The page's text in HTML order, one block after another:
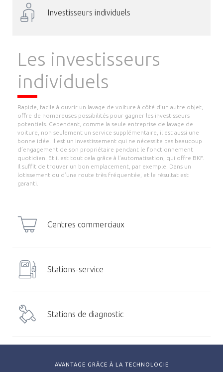
Investisseurs individuels
Les investisseurs
individuels
Rapide, facile à ouvrir un lavage de voiture à côté d’un autre objet,
offre de nombreuses possibilités pour gagner les investisseurs
potentiels. Cependant, comme la seule entreprise de lavage de
voiture, non seulement un service supplémentaire, il est aussi une
bonne idée. Il est un investissement qui ne nécessite pas beaucoup
d’engagement de son propriétaire pendant le fonctionnement
quotidien. Et il est tout cela grâce à l’automatisation, qui offre BKF.
Il suffit de trouver un bon emplacement, par exemple. Dans un
lotissement ou d’une route très fréquentée, et le résultat est
garanti.
Centres commerciaux
Stations-service
Stations de diagnostic
AVANTAGE GRÂCE À LA TECHNOLOGIE